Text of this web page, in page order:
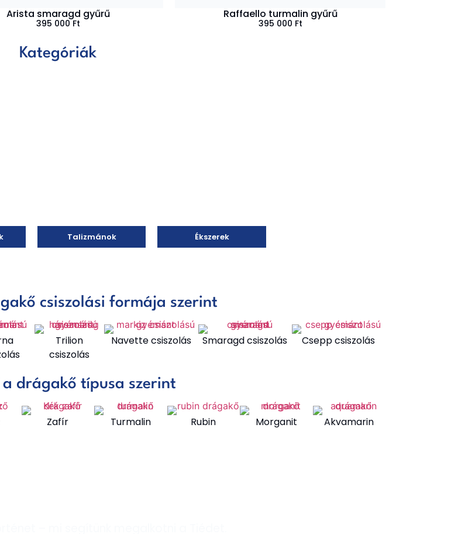
Arista smaragd gyűrű
395 000 Ft
Raffaello turmalin gyűrű
395 000 Ft
Kategóriák
Talizmánok Ékszerek
csiszolási formája szerint
Trilion
csiszolás
Navette csiszolás Smaragd csiszolás Csepp csiszolás
drágakő típusa szerint
Zafír Turmalin Rubin Morganit Akvamarin